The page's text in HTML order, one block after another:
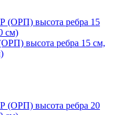
высота ребра 15 см,